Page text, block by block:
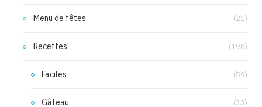
Menu de fêtes (21)
Recettes (198)
Faciles (59)
Gâteau (33)